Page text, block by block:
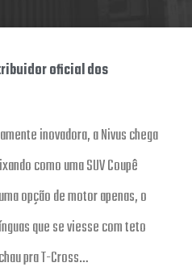
oficial dos
inovadora, a Nivus chega
como uma SUV Coupê
opção de motor apenas, o
que se viesse com teto
pra T-Cross…